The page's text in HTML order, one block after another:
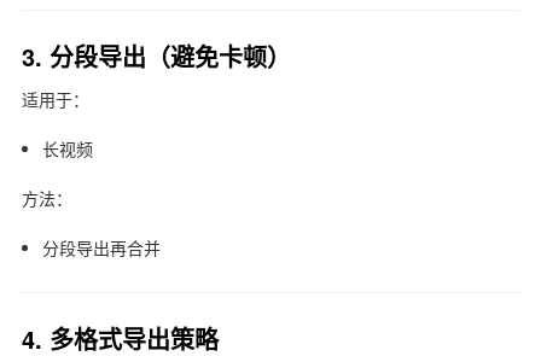
3. 分段导出（避免卡顿）
适用于：
长视频
方法：
分段导出再合并
4. 多格式导出策略